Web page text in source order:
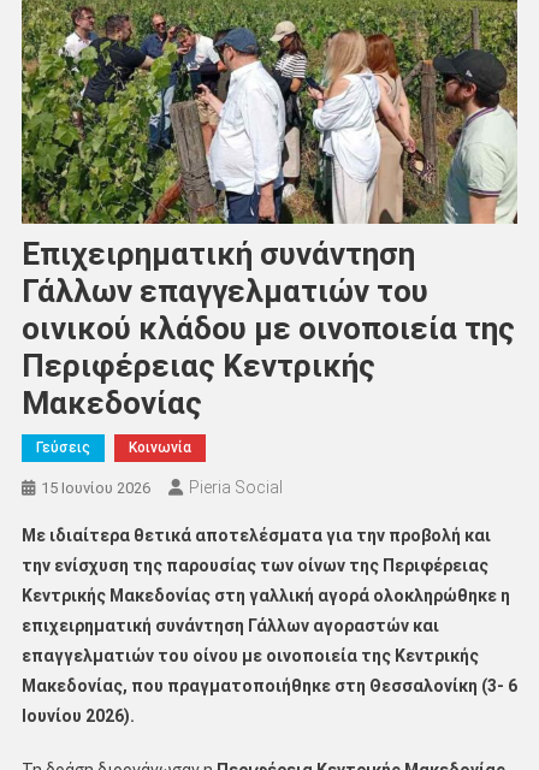
Επιχειρηματική συνάντηση
Γάλλων επαγγελματιών του
οινικού κλάδου με οινοποιεία της
Περιφέρειας Κεντρικής
Μακεδονίας
Γεύσεις Κοινωνία
15 Ιουνίου 2026 Pieria Social
Με ιδιαίτερα θετικά αποτελέσματα για την προβολή και
την ενίσχυση της παρουσίας των οίνων της Περιφέρειας
Κεντρικής Μακεδονίας στη γαλλική αγορά ολοκληρώθηκε η
επιχειρηματική συνάντηση Γάλλων αγοραστών και
επαγγελματιών του οίνου με οινοποιεία της Κεντρικής
Μακεδονίας, που πραγματοποιήθηκε στη Θεσσαλονίκη (3- 6
Ιουνίου 2026).